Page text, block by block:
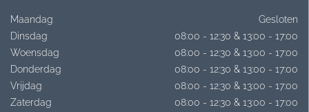
Maandag
Gesloten
Dinsdag
08:00 - 12:30 & 13:00 - 17:00
Woensdag
08:00 - 12:30 & 13:00 - 17:00
Donderdag
08:00 - 12:30 & 13:00 - 17:00
Vrijdag
08:00 - 12:30 & 13:00 - 17:00
Zaterdag
08:00 - 12:30 & 13:00 - 17:00